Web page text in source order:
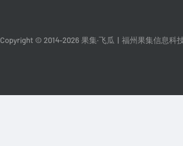
Copyright © 2014-2026 果集·飞瓜 福州果集信息科